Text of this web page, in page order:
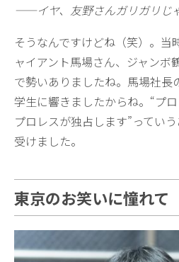
——イヤ、友野さんガリガリじ
そうなんですけどね（笑）。当
ャイアント馬場さん、ジャンボ
で勢いありましたね。馬場社長
学生に響きましたからね。“プ
プロレスが独占します”ってい
受けました。
東京のお笑いに憧れて